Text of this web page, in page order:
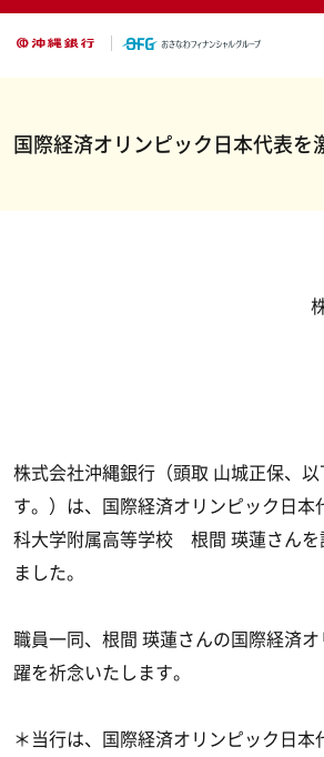
国際経済オリンピック日本代表を
株式会社沖縄銀行（頭取 山城正保、
す。）は、国際経済オリンピック日本
科大学附属高等学校 根間 瑛蓮さんを
ました。
職員一同、根間 瑛蓮さんの国際経済
躍を祈念いたします。
＊当行は、国際経済オリンピック日本